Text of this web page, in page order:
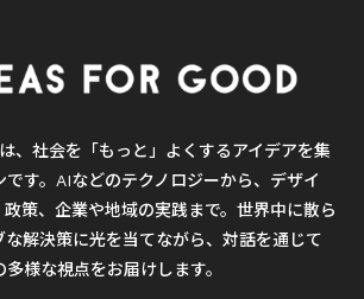
、社会を「もっと」よくするアイデアを集
です。AIなどのテクノロジーから、デザイ
政策、企業や地域の実践まで。世界中に散ら
な解決策に光を当てながら、対話を通じて
様な視点をお届けします。